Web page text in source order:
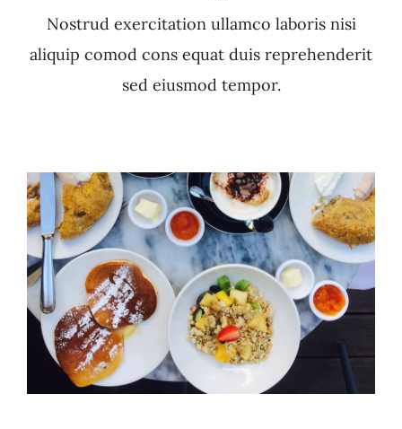
Nostrud exercitation ullamco laboris nisi
aliquip comod cons equat duis reprehenderit
sed eiusmod tempor.